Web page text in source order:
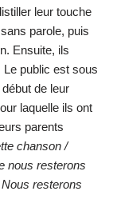
leur touche
parole, puis
Ensuite, ils
Le public est sous
de leur
laquelle ils ont
parents
chanson /
nous resterons
resterons